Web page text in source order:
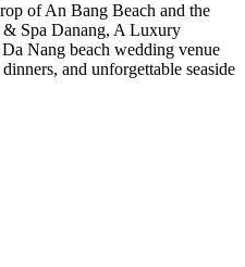
of An Bang Beach and the
Spa Danang, A Luxury
Nang beach wedding venue
and unforgettable seaside